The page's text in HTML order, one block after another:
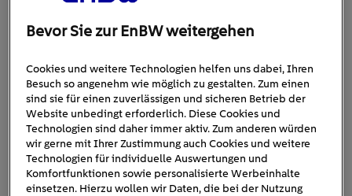
14. Oktober 2020 1min
blanco-wasserhahn_outbrain
Bevor Sie zur EnBW weitergehen
Cookies und weitere Technologien helfen uns dabei, Ihren
Besuch so angenehm wie möglich zu gestalten. Zum einen
sind sie für einen zuverlässigen und sicheren Betrieb der
Website unbedingt erforderlich. Diese Cookies und
Technologien sind daher immer aktiv. Zum anderen würden
wir gerne mit Ihrer Zustimmung auch Cookies und weitere
Technologien für individuelle Auswertungen und
Komfortfunktionen sowie personalisierte Werbeinhalte
einsetzen. Hierzu wollen wir Daten, die bei der Nutzung